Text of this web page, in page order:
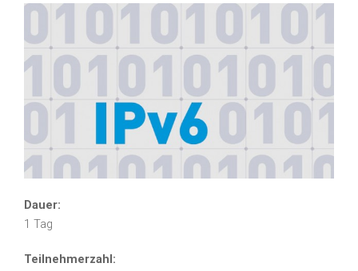
Dauer:
1 Tag
Teilnehmerzahl: